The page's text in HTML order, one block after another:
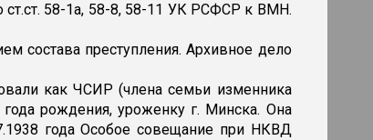
ст.ст. 58-1а, 58-8, 58-11 УК РСФСР к ВМН.
состава преступления. Архивное дело
как ЧСИР (члена семьи изменника
года рождения, уроженку г. Минска. Она
года Особое совещание при НКВД